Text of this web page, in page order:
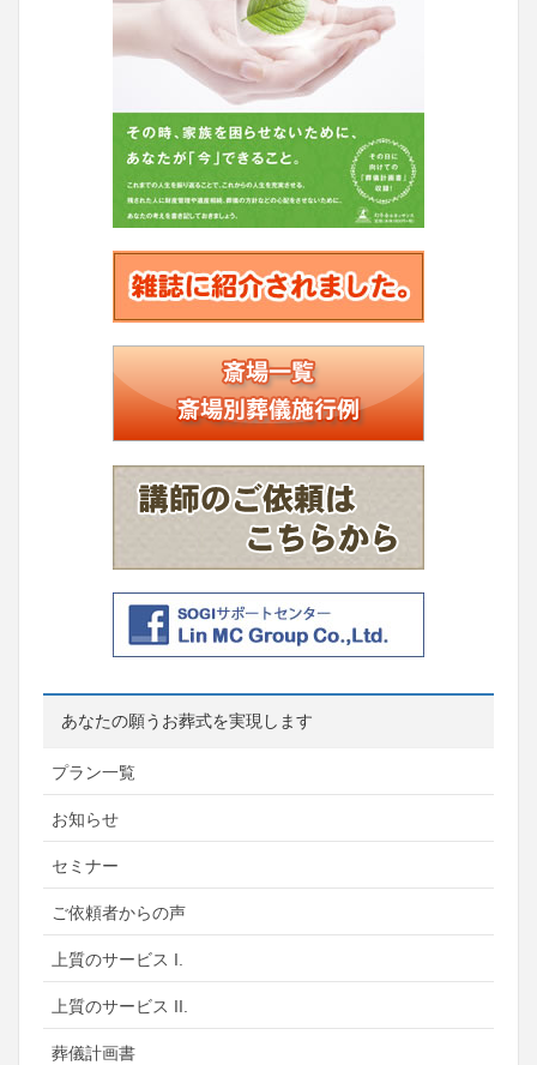
あなたの願うお葬式を実現します
プラン一覧
お知らせ
セミナー
ご依頼者からの声
上質のサービス I.
上質のサービス II.
葬儀計画書